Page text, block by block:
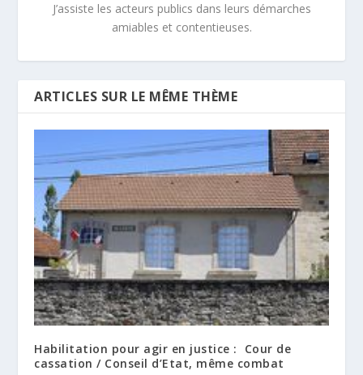
J’assiste les acteurs publics dans leurs démarches
amiables et contentieuses.
ARTICLES SUR LE MÊME THÈME
Habilitation pour agir en justice : Cour de
cassation / Conseil d’Etat, même combat